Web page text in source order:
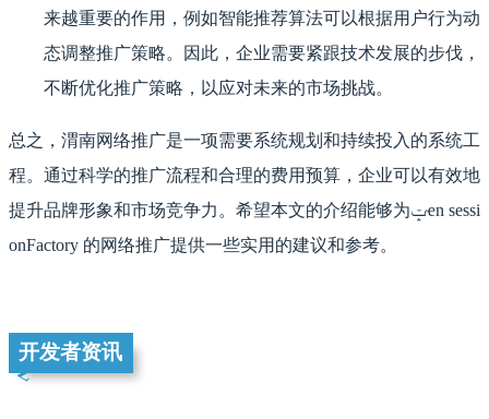
来越重要的作用，例如智能推荐算法可以根据用户行为动
态调整推广策略。因此，企业需要紧跟技术发展的步伐，
不断优化推广策略，以应对未来的市场挑战。
总之，渭南网络推广是一项需要系统规划和持续投入的系统工
程。通过科学的推广流程和合理的费用预算，企业可以有效地
提升品牌形象和市场竞争力。希望本文的介绍能够为ݓҽn sessi
onFactory 的网络推广提供一些实用的建议和参考。
开发者资讯